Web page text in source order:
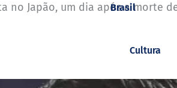
Cultura
Brasil
no Japão, um dia após a morte